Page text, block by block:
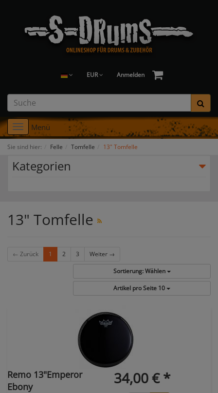
EUR Anmelden
Toggle
navigation
Menü
Sie sind hier: Felle Tomfelle 13" Tomfelle
Kategorien
13" Tomfelle
← Zurück 1 2 3 Weiter →
Sortierung: Wählen
Artikel pro Seite 10
Remo 13"Emperor
Ebony
34,00 € *